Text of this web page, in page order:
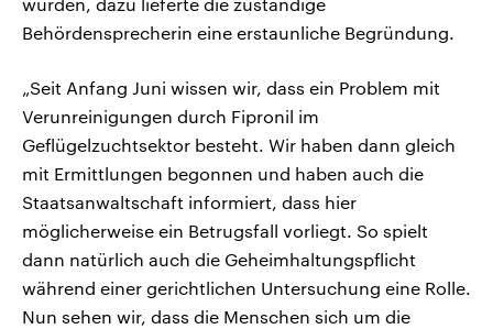
wurden, dazu lieferte die zuständige
Behördensprecherin eine erstaunliche Begründung.
„Seit Anfang Juni wissen wir, dass ein Problem mit
Verunreinigungen durch Fipronil im
Geflügelzuchtsektor besteht. Wir haben dann gleich
mit Ermittlungen begonnen und haben auch die
Staatsanwaltschaft informiert, dass hier
möglicherweise ein Betrugsfall vorliegt. So spielt
dann natürlich auch die Geheimhaltungspflicht
während einer gerichtlichen Untersuchung eine Rolle.
Nun sehen wir, dass die Menschen sich um die